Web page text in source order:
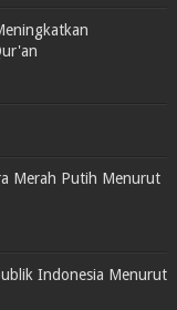
Merah Putih Menurut
Indonesia Menurut